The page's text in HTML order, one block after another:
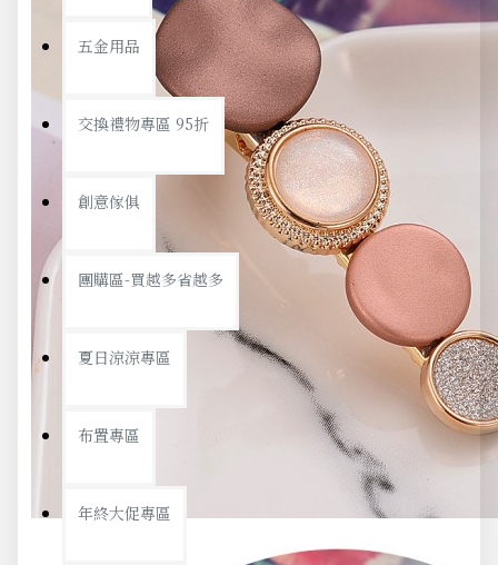
五金用品
交換禮物專區 95折
創意傢俱
團購區-買越多省越多
夏日涼涼專區
布置專區
年終大促專區